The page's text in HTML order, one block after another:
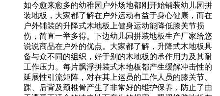
如今愈来愈多的幼稚园户外场地都刚开始铺装幼儿园拼
装地板，大家都了解在户外运动有益于身心健康，而在
户外铺装的升降式木地板上健身运动能降低膝关节损
伤，简直一举多得。下边幼儿园拼装地板生产厂家给您
说说商品在户外的优点。大家都了解，升降式木地板具
备与众不同的组织，好于别的木地板的承作用力及其耐
工作压力。每片飘浮拼装式木地板都产生缓解冲击性的
延展性引流矩阵，对在其上运员的工作人员的膝关节、
踝、后背及颈椎骨产生了非常好的维护保养，防止了由